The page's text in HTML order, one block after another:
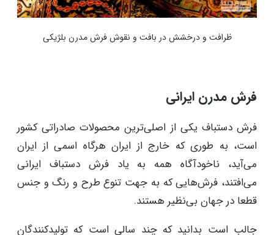
ظرافت و درخشش در بافت و نقوش فرش مدرن بلژیکی
فرش مدرن ایرانی
فرش دستباف یکی از اصلی‌ترین محصولات صادراتی کشور
است، به طوری که خارج از ایران هرگاه اسمی از ایران
می‌آید، ناخودآگاه همه به یاد فرش دستباف ایرانی
می‌افتند، فرش‌هایی که به جهت تنوع طرح و رنگ و جنس
قطعا در جهان بی‌نظیر هستند.
جالب است بدانید که چند سالی است که تولیدکنندگان